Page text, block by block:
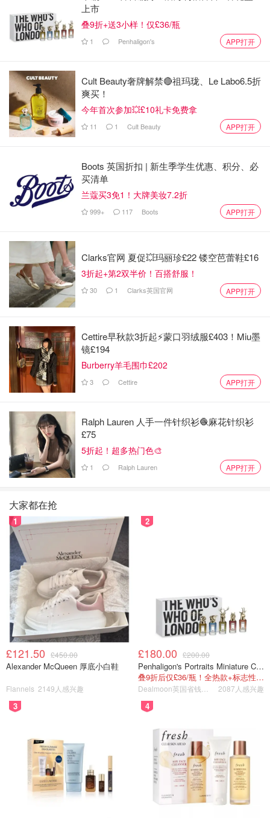
关人员有关，但同样缺乏官方确认。需要强调的是，截至目
前，关于是否确有伤人事件、涉及人数、伤情以及是否存在
嫌疑人等关键信息，都还没有权威来源证实。
带，一直是伦敦夜间人流密集区域，餐饮和娱乐活动集中。
一旦出现突发状况，警方通常会出于安全考虑迅速扩大警戒
范围，这也可能导致短时间内出现“封街”“限制进出”等情
况。
版权属于原作者
对于在英国的留学生和华人来说，类似突发事件难免让人感
到不安。但在信息尚不完整的情况下，建议大家尽量以官方
通报为准，避免过度传播未经证实的细节。
如果当时恰好在附近，配合警方指引、避免围观、尽量远离
现场，是相对稳妥的选择。后续如有伦敦警察厅
Metropolitan Police 或英国主流媒体的进一步消息，这起事
件的具体经过应该会逐步明朗。小编也会持续关注，第一时
上市
叠9折+送3小样！仅£36/瓶
1 Penhaligon's APP打开
Cult Beauty奢牌解禁🔴祖玛珑、Le Labo6.5折
爽买！
今年首次参加💥£10礼卡免费拿
11 1 Cult Beauty APP打开
Boots 英国折扣 | 新生季学生优惠、积分、必
买清单
兰蔻买3免1！大牌美妆7.2折
999+ 117 Boots APP打开
Clarks官网 夏促💥玛丽珍£22 镂空芭蕾鞋£16
3折起+第2双半价！百搭舒服！
30 1 Clarks英国官网 APP打开
Cettire早秋款3折起⚡️蒙口羽绒服£403！Miu墨
镜£194
Burberry羊毛围巾£202
3 Cettire APP打开
Ralph Lauren 人手一件针织衫🧶麻花针织衫
£75
5折起！超多热门色🎨
1 Ralph Lauren APP打开
大家都在抢
1
£121.50 £450.00
Alexander McQueen 厚底小白鞋
Flannels 2149人感兴趣
2
£180.00 £200.00
Penhaligon's Portraits Miniature Collection 香氛套装 5瓶装
叠9折后仅£36/瓶！全热款+标志性兽首头
2087人感兴趣
3 4